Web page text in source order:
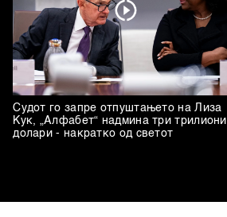
Судот го запре отпуштањето на Лиза
Кук, „Алфабет“ надмина три трилиони
долари - накратко од светот